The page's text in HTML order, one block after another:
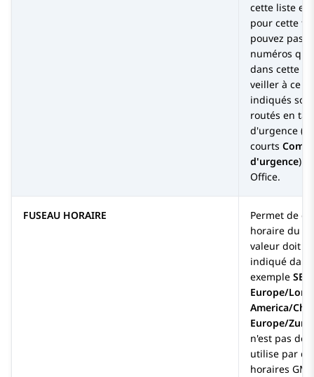
cette liste
pour cette
pouvez pas
numéros qui
dans cette
veiller à ce
indiqués
routés en
d'urgence (à
courts
d'urgence)
Office.
FUSEAU HORAIRE
Permet de
horaire du
valeur doit
indiqué
exemple SET
Europe/
America/
Europe/
n'est pas
utilise par
horaires